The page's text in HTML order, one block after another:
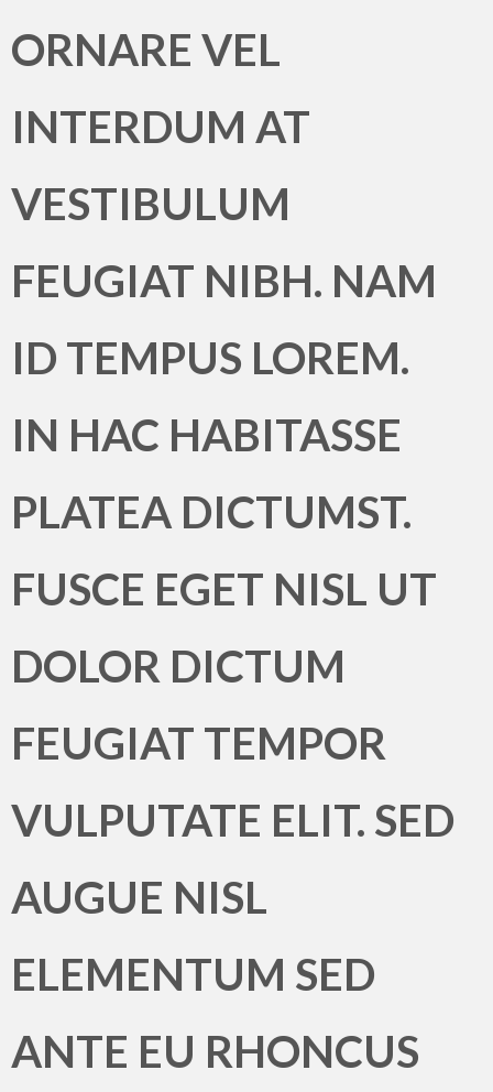
ORNARE VEL
INTERDUM AT
VESTIBULUM
FEUGIAT NIBH. NAM
ID TEMPUS LOREM.
IN HAC HABITASSE
PLATEA DICTUMST.
FUSCE EGET NISL UT
DOLOR DICTUM
FEUGIAT TEMPOR
VULPUTATE ELIT. SED
AUGUE NISL
ELEMENTUM SED
ANTE EU RHONCUS